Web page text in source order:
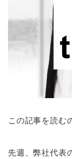
この記事を読む
先週、弊社代表